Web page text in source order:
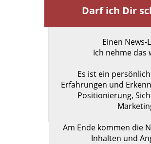
Darf ich Dir
Einen News-
Ich nehme das
Es ist ein
Erfahrungen und
Positionierung,
Am Ende kommen die
Inhalten und